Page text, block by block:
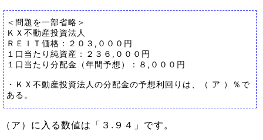
＜問題を一部省略＞
ＫＸ不動産投資法人
ＲＥＩＴ価格：２０３,０００円
１口当たり純資産：２３６,０００円
１口当たり分配金（年間予想）：８,０００円
・ＫＸ不動産投資法人の分配金の予想利回りは、（ ア ）％で
ある。
（ア）に入る数値は「３.９４」です。